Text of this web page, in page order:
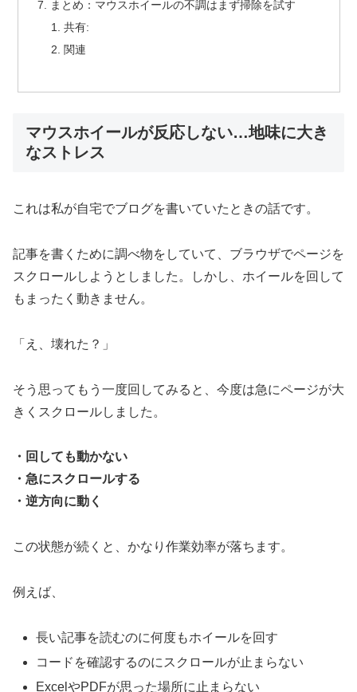
まとめ：マウスホイールの不調はまず掃除を試す
共有:
関連
マウスホイールが反応しない…地味に大き
なストレス
これは私が自宅でブログを書いていたときの話です。
記事を書くために調べ物をしていて、ブラウザでページを
スクロールしようとしました。しかし、ホイールを回して
もまったく動きません。
「え、壊れた？」
そう思ってもう一度回してみると、今度は急にページが大
きくスクロールしました。
・回しても動かない
・急にスクロールする
・逆方向に動く
この状態が続くと、かなり作業効率が落ちます。
例えば、
長い記事を読むのに何度もホイールを回す
コードを確認するのにスクロールが止まらない
ExcelやPDFが思った場所に止まらない